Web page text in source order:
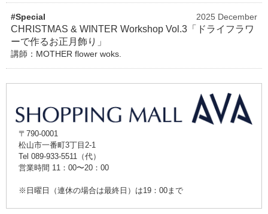
#Special 2025 December
CHRISTMAS & WINTER Workshop Vol.3「ドライフラワ
ーで作るお正月飾り」
講師：MOTHER flower woks.
〒790-0001
松山市一番町3丁目2-1
Tel 089-933-5511（代）
営業時間 11：00〜20：00
※日曜日（連休の場合は最終日）は19：00まで